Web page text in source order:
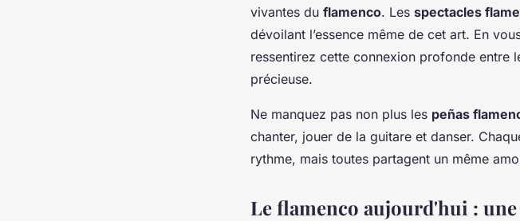
vivantes du flamenco. Les spectacles
dévoilant l’essence même de cet art. En
ressentirez cette connexion profonde entre
précieuse.
Ne manquez pas non plus les peñas
chanter, jouer de la guitare et danser.
rythme, mais toutes partagent un même
Le flamenco aujourd'hui :